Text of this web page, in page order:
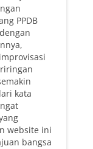
PPDB
kata
website ini
bangsa